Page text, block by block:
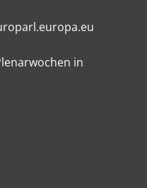
in